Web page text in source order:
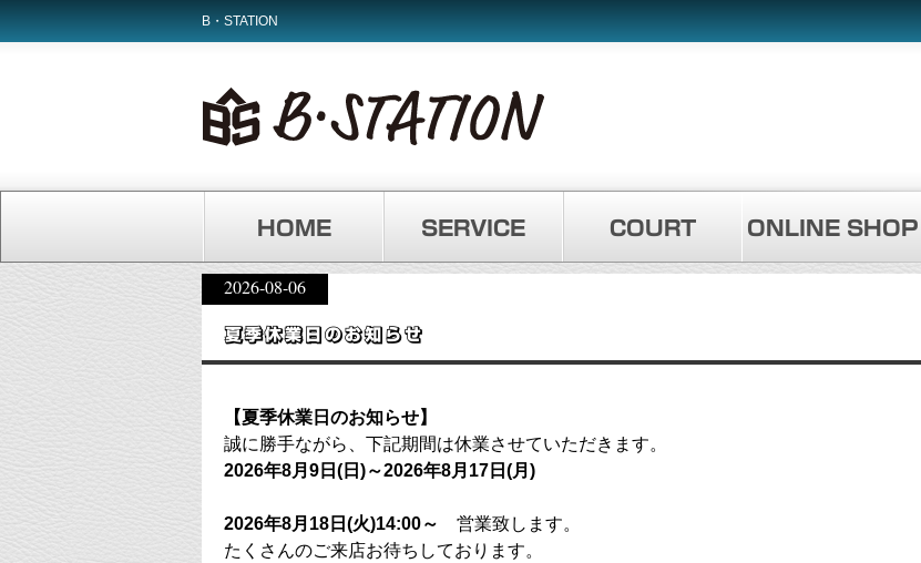
B・STATION
HOME SERVICE COURT ONLINE SHOP
夏季休業日のお知らせ
2026-08-06
【夏季休業日のお知らせ】
誠に勝手ながら、下記期間は休業させていただきます。
2026年8月9日(日)～2026年8月17日(月)
2026年8月18日(火)14:00～
営業致します。
たくさんのご来店お待ちしております。